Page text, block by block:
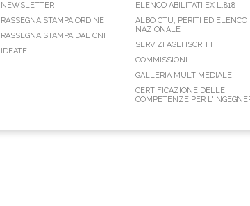
NEWSLETTER
RASSEGNA STAMPA ORDINE
RASSEGNA STAMPA DAL CNI
IDEATE
ELENCO ABILITATI EX L.818
ALBO CTU, PERITI ED ELENCO
NAZIONALE
SERVIZI AGLI ISCRITTI
COMMISSIONI
GALLERIA MULTIMEDIALE
CERTIFICAZIONE DELLE
COMPETENZE PER